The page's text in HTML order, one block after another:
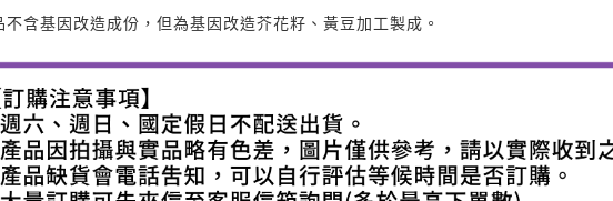
不含基因改造成份，但為基因改造芥花籽、黃豆加工製成。